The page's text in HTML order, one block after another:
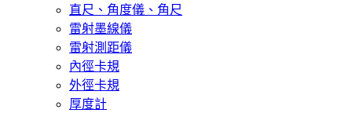
直尺、角度儀、角尺
雷射墨線儀
雷射測距儀
內徑卡規
外徑卡規
厚度計